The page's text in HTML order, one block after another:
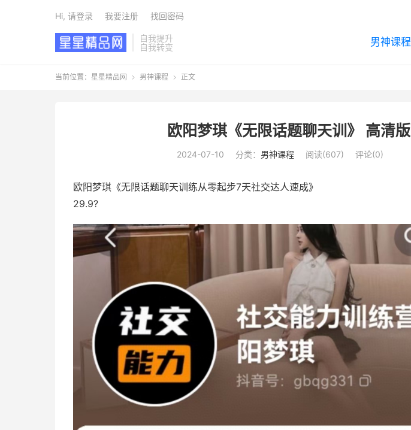
自我提升
自我转变
男神课程
Hi, 请登录 我要注册 找回密码
当前位置： 星星精品网  男神课程  正文
欧阳梦琪《无限话题聊天训》 高清版
2024-07-10 分类： 男神课程 阅读(607) 评论(0)
欧阳梦琪《无限话题聊天训练从零起步7天社交达人速成》
29.9?